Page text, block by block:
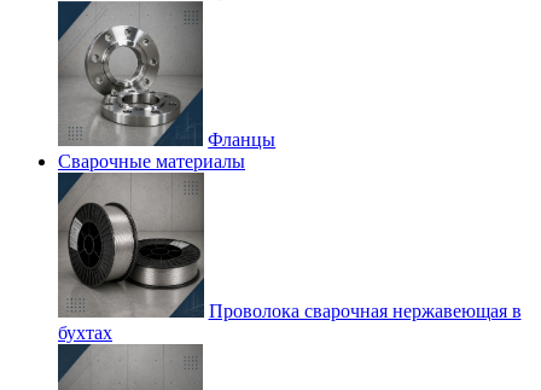
Фланцы
Сварочные материалы
Проволока сварочная нержавеющая в
бухтах